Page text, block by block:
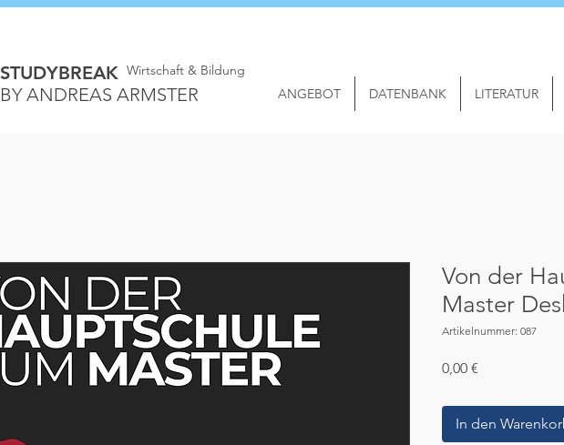
STUDYBREAK
BY ANDREAS ARMSTER
Wirtschaft & Bildung
ANGEBOT
DATENBANK LITERATUR
Von der
Master
Artikelnummer: 087
0,00 €
In den